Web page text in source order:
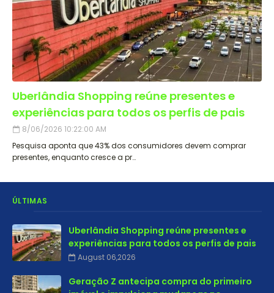
Uberlândia Shopping reúne presentes e
experiências para todos os perfis de pais
8/06/2026 10:22:00 AM
Pesquisa aponta que 43% dos consumidores devem comprar
presentes, enquanto cresce a pr…
ÚLTIMAS
Uberlândia Shopping reúne presentes e
experiências para todos os perfis de pais
August 06,2026
Geração Z antecipa compra do primeiro